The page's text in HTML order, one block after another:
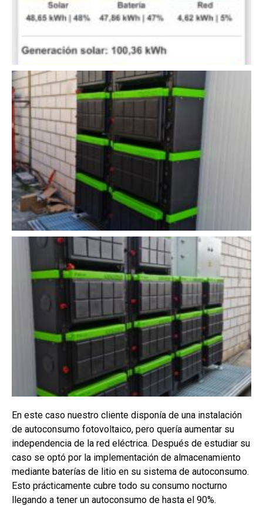
En este caso nuestro cliente disponía de una instalación
de autoconsumo fotovoltaico, pero quería aumentar su
independencia de la red eléctrica. Después de estudiar su
caso se optó por la implementación de almacenamiento
mediante baterías de litio en su sistema de autoconsumo.
Esto prácticamente cubre todo su consumo nocturno
llegando a tener un autoconsumo de hasta el 90%.